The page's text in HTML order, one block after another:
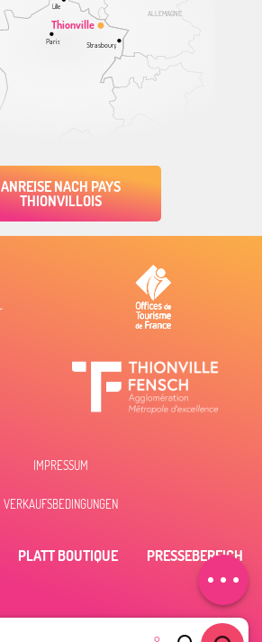
Per E-Mail
kontaktieren
ALLEMAGNE
Thionville
Lille
Paris Strasbourg
ANREISE NACH PAYS
THIONVILLOIS
IMPRESSUM
VERKAUFSBEDINGUNGEN
PLATT BOUTIQUE PRESSEBEREICH